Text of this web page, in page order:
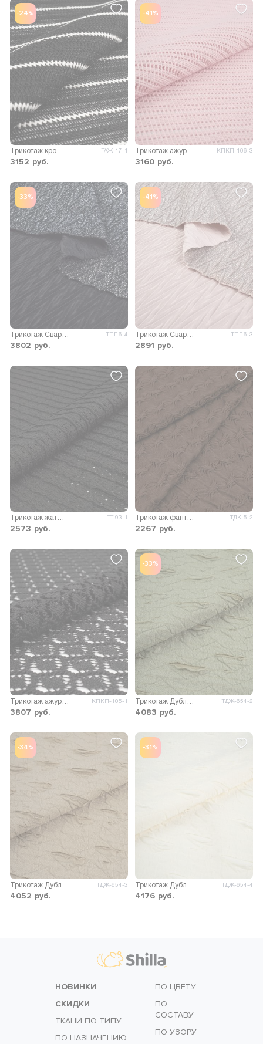
-24%
ТАЖ-17-1
3152 руб.
-41%
КПКП-106-3
3160 руб.
-33%
ТПГ-6-4
3802 руб.
-41%
ТПГ-6-3
2891 руб.
Трикотаж жатый перфорация Виолла ТТ-93-1
2573 руб.
Трикотаж фантазийный Лейла ТДК-5-2
2267 руб.
КПКП-105-1
3807 руб.
-33%
ТДЖ-654-2
4083 руб.
-34%
ТДЖ-654-3
4052 руб.
-31%
ТДЖ-654-4
4176 руб.
НОВИНКИ
СКИДКИ
ТКАНИ ПО ТИПУ
ПО НАЗНАЧЕНИЮ
ПО ЦВЕТУ
ПО
СОСТАВУ
ПО УЗОРУ